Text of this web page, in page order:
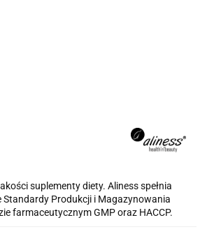
suplementy diety. Aliness spełnia
Standardy Produkcji i Magazynowania
farmaceutycznym GMP oraz HACCP.